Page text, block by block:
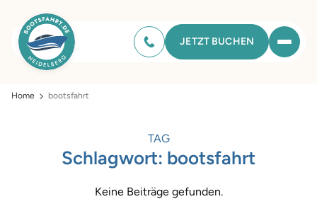
JETZT BUCHEN
Home bootsfahrt
TAG
Schlagwort: bootsfahrt
Keine Beiträge gefunden.